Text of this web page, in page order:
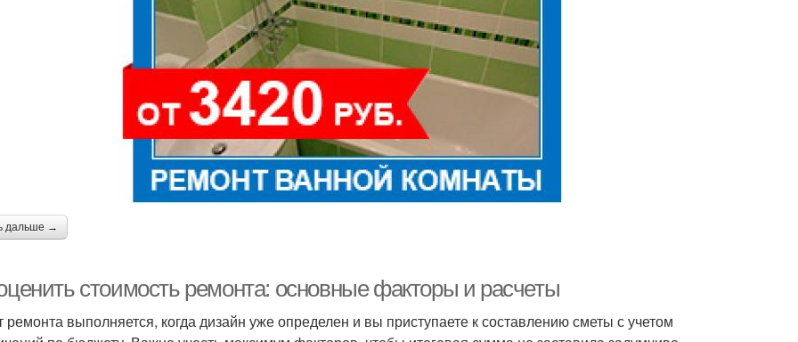
дальше →
стоимость ремонта: основные факторы и расчеты
ремонта выполняется, когда дизайн уже определен и вы приступаете к составлению сметы с учетом